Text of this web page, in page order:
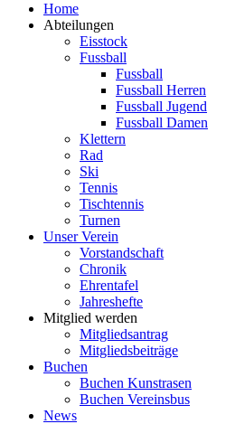
Home
Abteilungen
Eisstock
Fussball
Fussball
Fussball Herren
Fussball Jugend
Fussball Damen
Klettern
Rad
Ski
Tennis
Tischtennis
Turnen
Unser Verein
Vorstandschaft
Chronik
Ehrentafel
Jahreshefte
Mitglied werden
Mitgliedsantrag
Mitgliedsbeiträge
Buchen
Buchen Kunstrasen
Buchen Vereinsbus
News